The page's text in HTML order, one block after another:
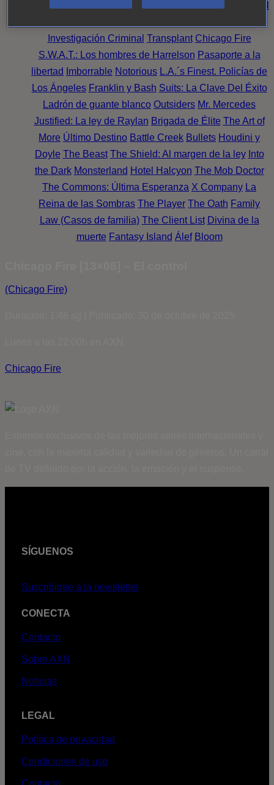
Investigación Criminal Transplant Chicago Fire
S.W.A.T.: Los hombres de Harrelson Pasaporte a la
libertad
Imborrable Notorious L.A.´s Finest. Policías de
Los Ángeles Franklin y Bash Suits: La Clave Del Éxito
Ladrón de guante blanco Outsiders Mr. Mercedes
Justified: La ley de Raylan Brigada de Élite The Art of
More Último Destino Battle Creek Bullets Houdini y
Doyle The Beast The Shield: Al margen de la ley Into
the Dark Monsterland Hotel Halcyon The Mob Doctor
The Commons: Última Esperanza X Company La
Reina de las Sombras The Player The Oath Family
Law (Casos de familia) The Client List Divina de la
muerte Fantasy Island Álef Bloom
(Chicago Fire)
Chicago Fire
SÍGUENOS
Suscribirme a la newsletter
CONECTA
Contacto
Sobre AXN
Noticias
LEGAL
Política de privacidad
Condiciones de uso